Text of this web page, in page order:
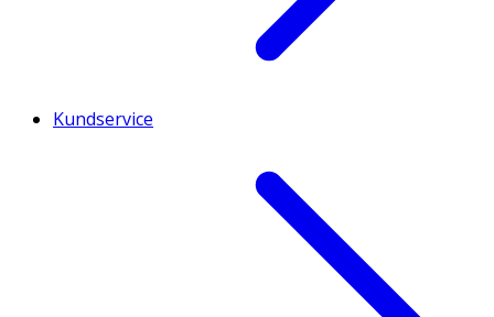
Kundservice